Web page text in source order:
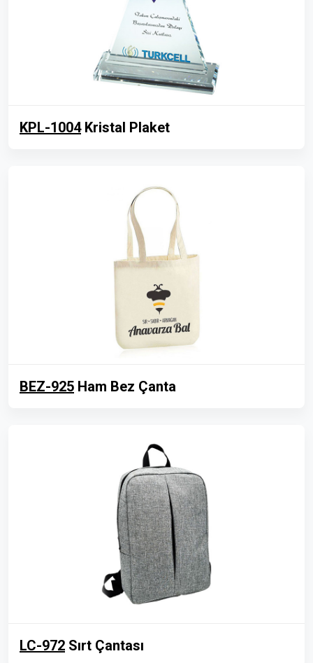
KPL-1004Kristal Plaket
BEZ-925 Ham Bez Çanta
LC-972 Sırt Çantası